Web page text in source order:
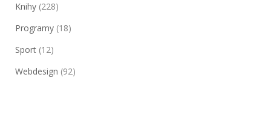
Knihy (228)
Programy (18)
Sport (12)
Webdesign (92)